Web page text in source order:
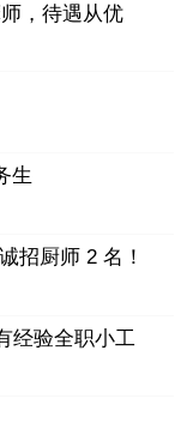
，待遇从优
生
招厨师 2 名！
经验全职小工